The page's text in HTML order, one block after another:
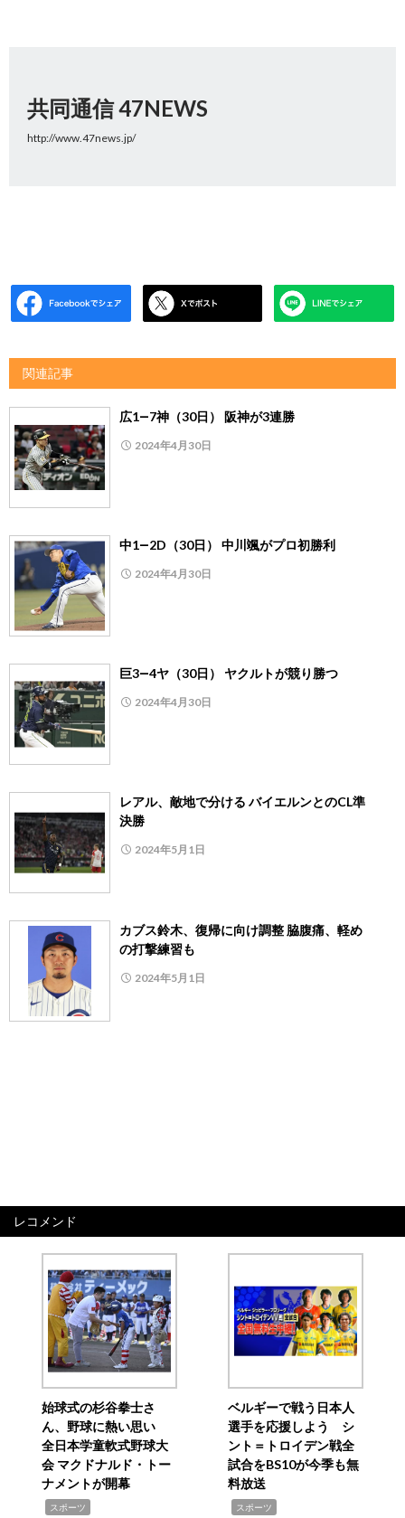
共同通信 47NEWS
http://www.47news.jp/
関連記事
広1―7神（30日） 阪神が3連勝
2024年4月30日
中1―2D（30日） 中川颯がプロ初勝利
2024年4月30日
巨3―4ヤ（30日） ヤクルトが競り勝つ
2024年4月30日
レアル、敵地で分ける バイエルンとのCL準
決勝
2024年5月1日
カブス鈴木、復帰に向け調整 脇腹痛、軽め
の打撃練習も
2024年5月1日
レコメンド
始球式の杉谷拳士さ
ん、野球に熱い思い
全日本学童軟式野球大
会 マクドナルド・トー
ナメントが開幕
スポーツ
ベルギーで戦う日本人
選手を応援しよう シ
ント＝トロイデン戦全
試合をBS10が今季も無
料放送
スポーツ